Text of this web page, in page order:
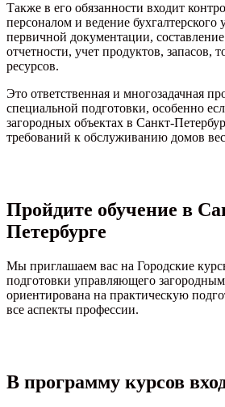
Также в его обязанности входит
персоналом и ведение бухгалтерского
первичной документации,
отчетности, учет продуктов, запасов,
ресурсов.
Это ответственная и многозадачная
специальной подготовки, особенно
загородных объектах в Санкт-
требований к обслуживанию домов
Пройдите обучение в
Петербурге
Мы приглашаем вас на Городские
подготовки управляющего
ориентирована на практическую
все аспекты профессии.
В программу курсов